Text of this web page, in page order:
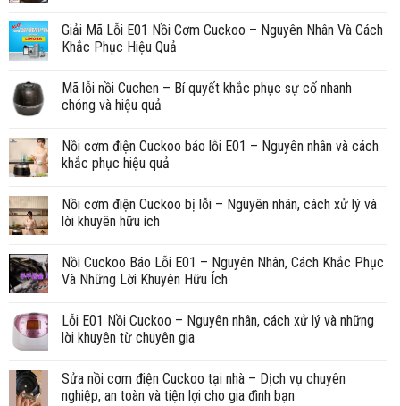
Giải Mã Lỗi E01 Nồi Cơm Cuckoo – Nguyên Nhân Và Cách
Khắc Phục Hiệu Quả
Mã lỗi nồi Cuchen – Bí quyết khắc phục sự cố nhanh
chóng và hiệu quả
Nồi cơm điện Cuckoo báo lỗi E01 – Nguyên nhân và cách
khắc phục hiệu quả
Nồi cơm điện Cuckoo bị lỗi – Nguyên nhân, cách xử lý và
lời khuyên hữu ích
Nồi Cuckoo Báo Lỗi E01 – Nguyên Nhân, Cách Khắc Phục
Và Những Lời Khuyên Hữu Ích
Lỗi E01 Nồi Cuckoo – Nguyên nhân, cách xử lý và những
lời khuyên từ chuyên gia
Sửa nồi cơm điện Cuckoo tại nhà – Dịch vụ chuyên
nghiệp, an toàn và tiện lợi cho gia đình bạn